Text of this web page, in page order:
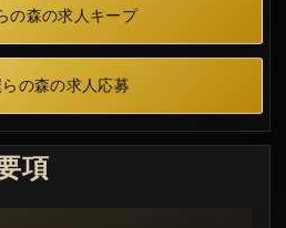
の森の求人キープ
の森の求人応募
項